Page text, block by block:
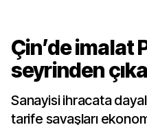
Çin’de imalat
seyrinden
Sanayisi ihracata
tarife savaşları